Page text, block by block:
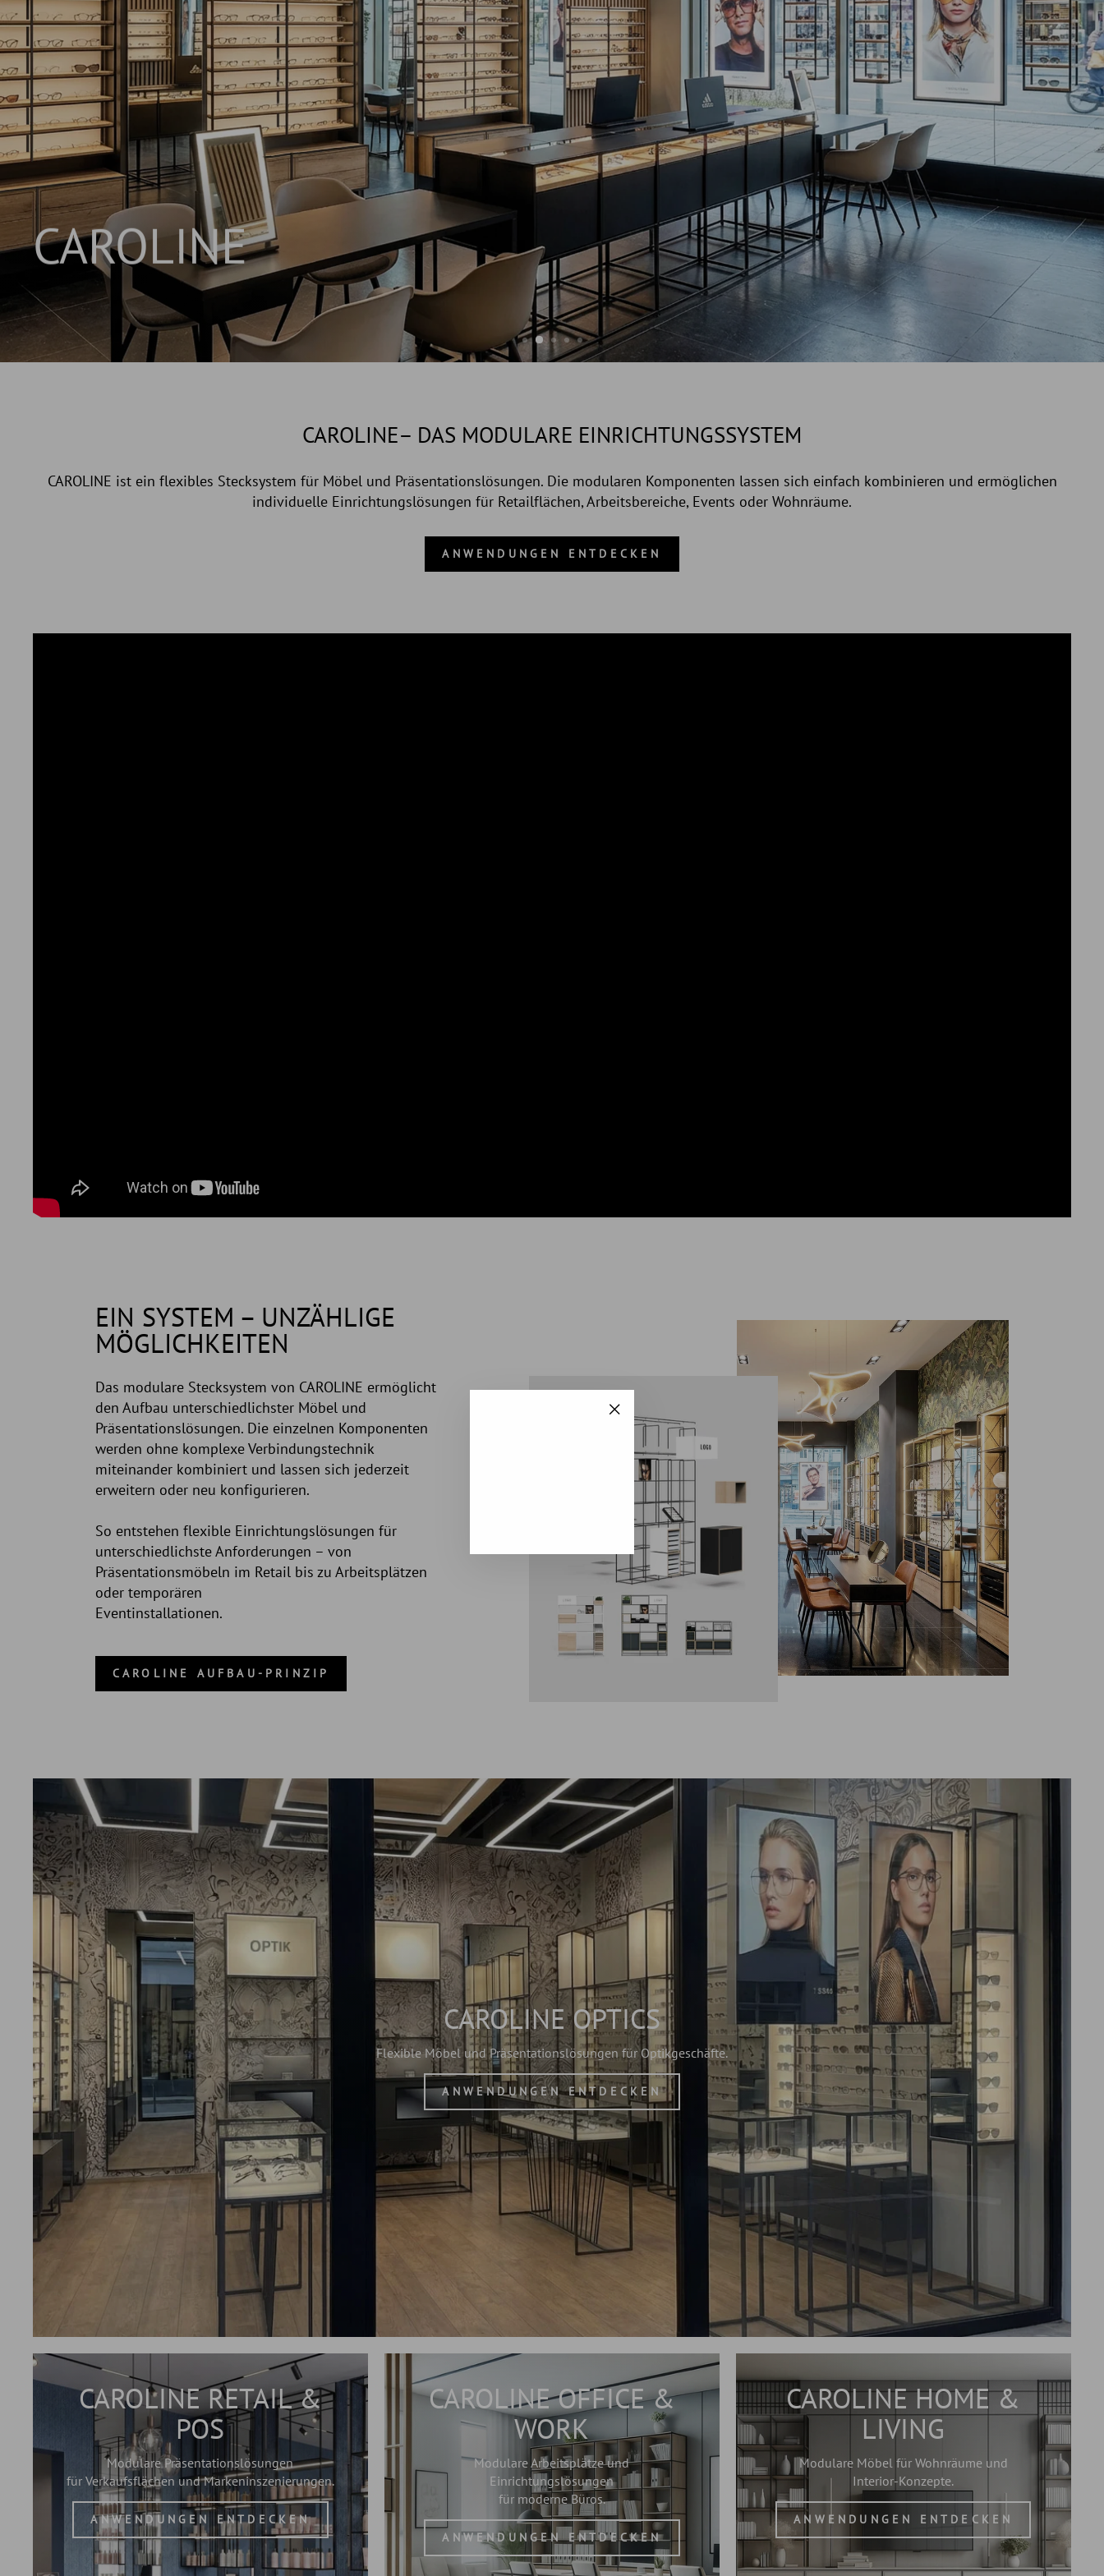
"Schließen
(Esc)"
CAROLINE
INNOVATIVES REGALSYSTEM
CAROLINE– DAS MODULARE EINRICHTUNGSSYSTEM
CAROLINE ist ein flexibles Stecksystem für Möbel und Präsentationslösungen. Die modularen Komponenten lassen sich einfach kombinieren und ermöglichen
individuelle Einrichtungslösungen für Retailflächen, Arbeitsbereiche, Events oder Wohnräume.
ANWENDUNGEN ENTDECKEN
EIN SYSTEM – UNZÄHLIGE
MÖGLICHKEITEN
Das modulare Stecksystem von CAROLINE ermöglicht
den Aufbau unterschiedlichster Möbel und
Präsentationslösungen. Die einzelnen Komponenten
werden ohne komplexe Verbindungstechnik
miteinander kombiniert und lassen sich jederzeit
erweitern oder neu konfigurieren.
So entstehen flexible Einrichtungslösungen für
unterschiedlichste Anforderungen – von
Präsentationsmöbeln im Retail bis zu Arbeitsplätzen
oder temporären
Eventinstallationen.
CAROLINE AUFBAU-PRINZIP
CAROLINE OPTICS
Flexible Möbel und Präsentationslösungen für Optikgeschäfte.
ANWENDUNGEN ENTDECKEN
CAROLINE RETAIL &
POS
Modulare Präsentationslösungen
für Verkaufsflächen und Markeninszenierungen.
ANWENDUNGEN ENTDECKEN
CAROLINE OFFICE &
WORK
Modulare Arbeitsplätze und
Einrichtungslösungen
für moderne Büros.
ANWENDUNGEN ENTDECKEN
CAROLINE HOME &
LIVING
Modulare Möbel für Wohnräume und
Interior-Konzepte.
ANWENDUNGEN ENTDECKEN